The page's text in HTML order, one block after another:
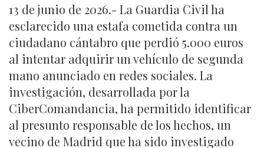
13 de junio de 2026.- La Guardia Civil ha
esclarecido una estafa cometida contra un
ciudadano cántabro que perdió 5.000 euros
al intentar adquirir un vehículo de segunda
mano anunciado en redes sociales. La
investigación, desarrollada por la
CiberComandancia, ha permitido identificar
al presunto responsable de los hechos, un
vecino de Madrid que ha sido investigado